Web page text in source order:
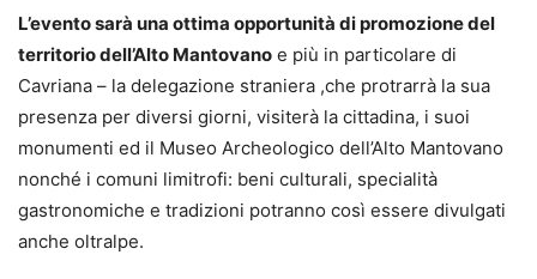
L’evento sarà una ottima opportunità di promozione del
territorio dell’Alto Mantovano e più in particolare di
Cavriana – la delegazione straniera ,che protrarrà la sua
presenza per diversi giorni, visiterà la cittadina, i suoi
monumenti ed il Museo Archeologico dell’Alto Mantovano
nonché i comuni limitrofi: beni culturali, specialità
gastronomiche e tradizioni potranno così essere divulgati
anche oltralpe.